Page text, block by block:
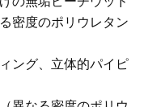
度のポリウレタン
、立体的パイピ